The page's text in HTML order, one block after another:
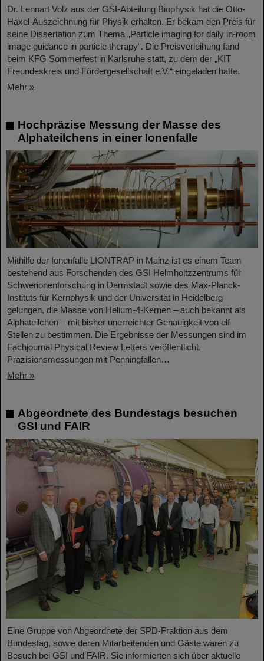
Dr. Lennart Volz aus der GSI-Abteilung Biophysik hat die Otto-
Haxel-Auszeichnung für Physik erhalten. Er bekam den Preis für
seine Dissertation zum Thema „Particle imaging for daily in-room
image guidance in particle therapy“. Die Preisverleihung fand
beim KFG Sommerfest in Karlsruhe statt, zu dem der „KIT
Freundeskreis und Fördergesellschaft e.V.“ eingeladen hatte.
Mehr »
Hochpräzise Messung der Masse des
Alphateilchens in einer Ionenfalle
Mithilfe der Ionenfalle LIONTRAP in Mainz ist es einem Team
bestehend aus Forschenden des GSI Helmholtzzentrums für
Schwerionenforschung in Darmstadt sowie des Max-Planck-
Instituts für Kernphysik und der Universität in Heidelberg
gelungen, die Masse von Helium-4-Kernen – auch bekannt als
Alphateilchen – mit bisher unerreichter Genauigkeit von elf
Stellen zu bestimmen. Die Ergebnisse der Messungen sind im
Fachjournal Physical Review Letters veröffentlicht.
Präzisionsmessungen mit Penningfallen…
Mehr »
Abgeordnete des Bundestags besuchen
GSI und FAIR
Eine Gruppe von Abgeordnete der SPD-Fraktion aus dem
Bundestag, sowie deren Mitarbeitenden und Gäste waren zu
Besuch bei GSI und FAIR. Sie informierten sich über aktuelle